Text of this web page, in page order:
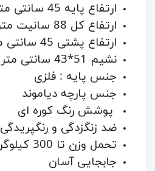
ارتفاع پایه 45 سانتی متر
ارتفاع کل 88 سانیت متر
ارتفاع پشتی 45 سانتی متر
نشیم 51*43 سانتی متر
جنس پایه : فلزی
جنس پارچه دیاموند
پوشش رنگ کوره ای
ضد زنگزدگی و رنگپریدگی
تحمل وزن تا 300 کیلوگرم
جابجایی آسان